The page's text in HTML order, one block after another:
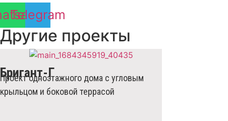
Telegram
Другие проекты
Бригант-Г
Проект одноэтажного дома с угловым
крыльцом и боковой террасой